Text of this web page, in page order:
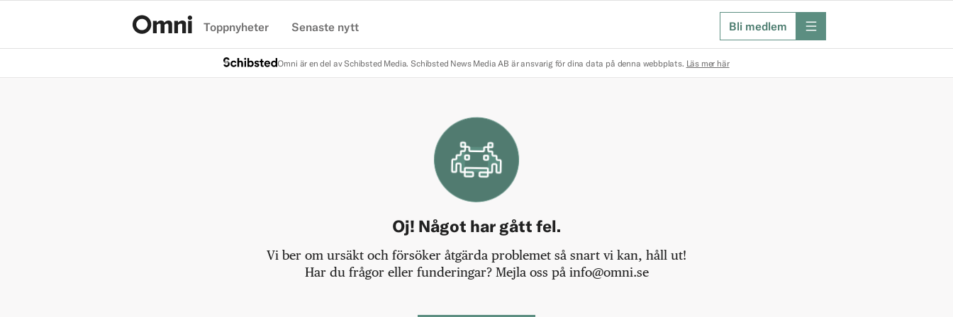
Toppnyheter Senaste nytt Bli medlem meny
Omni är en del av Schibsted Media. Schibsted News Media AB är ansvarig för dina data på denna webbplats. Läs mer här
Oj! Något har gått fel.
Vi ber om ursäkt och försöker åtgärda problemet så snart vi kan, håll ut!
Har du frågor eller funderingar? Mejla oss på info@omni.se